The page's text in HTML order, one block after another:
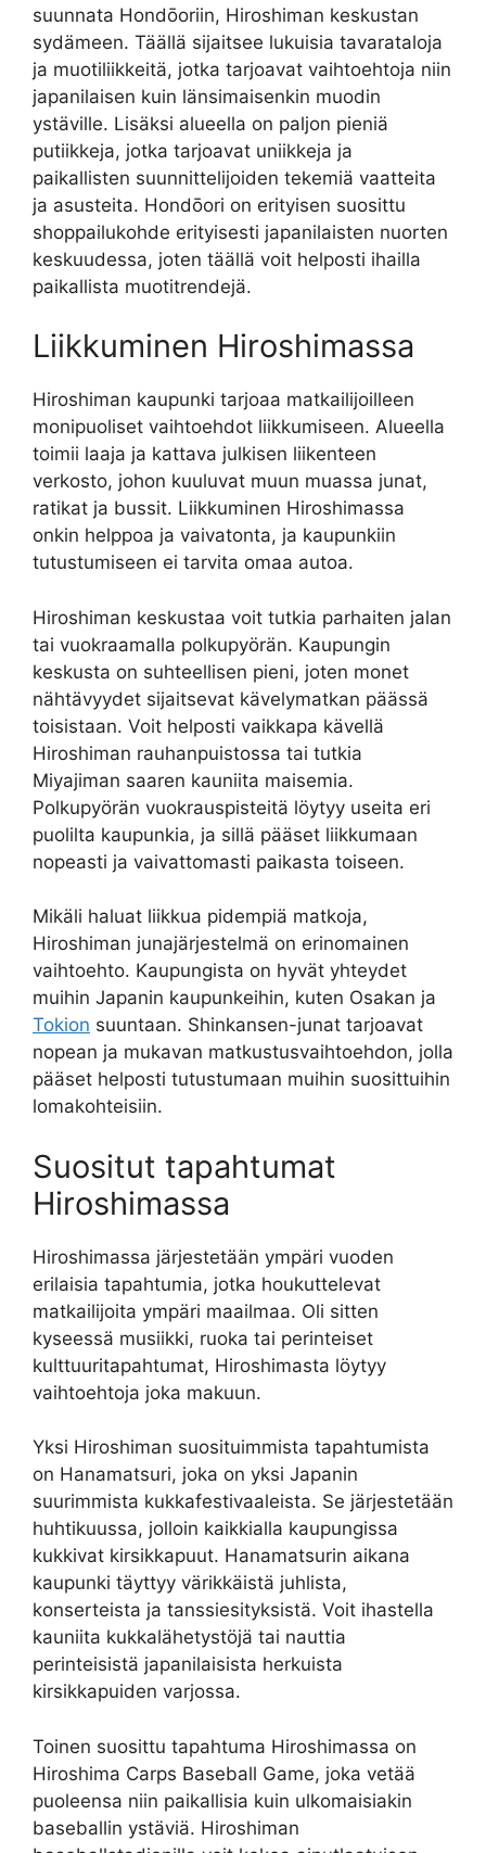
suunnata Hondōoriin, Hiroshiman keskustan
sydämeen. Täällä sijaitsee lukuisia tavarataloja
ja muotiliikkeitä, jotka tarjoavat vaihtoehtoja niin
japanilaisen kuin länsimaisenkin muodin
ystäville. Lisäksi alueella on paljon pieniä
putiikkeja, jotka tarjoavat uniikkeja ja
paikallisten suunnittelijoiden tekemiä vaatteita
ja asusteita. Hondōori on erityisen suosittu
shoppailukohde erityisesti japanilaisten nuorten
keskuudessa, joten täällä voit helposti ihailla
paikallista muotitrendejä.
Liikkuminen Hiroshimassa
Hiroshiman kaupunki tarjoaa matkailijoilleen
monipuoliset vaihtoehdot liikkumiseen. Alueella
toimii laaja ja kattava julkisen liikenteen
verkosto, johon kuuluvat muun muassa junat,
ratikat ja bussit. Liikkuminen Hiroshimassa
onkin helppoa ja vaivatonta, ja kaupunkiin
tutustumiseen ei tarvita omaa autoa.
Hiroshiman keskustaa voit tutkia parhaiten jalan
tai vuokraamalla polkupyörän. Kaupungin
keskusta on suhteellisen pieni, joten monet
nähtävyydet sijaitsevat kävelymatkan päässä
toisistaan. Voit helposti vaikkapa kävellä
Hiroshiman rauhanpuistossa tai tutkia
Miyajiman saaren kauniita maisemia.
Polkupyörän vuokrauspisteitä löytyy useita eri
puolilta kaupunkia, ja sillä pääset liikkumaan
nopeasti ja vaivattomasti paikasta toiseen.
Mikäli haluat liikkua pidempiä matkoja,
Hiroshiman junajärjestelmä on erinomainen
vaihtoehto. Kaupungista on hyvät yhteydet
muihin Japanin kaupunkeihin, kuten Osakan ja
Tokion suuntaan. Shinkansen-junat tarjoavat
nopean ja mukavan matkustusvaihtoehdon, jolla
pääset helposti tutustumaan muihin suosittuihin
lomakohteisiin.
Suositut tapahtumat
Hiroshimassa
Hiroshimassa järjestetään ympäri vuoden
erilaisia tapahtumia, jotka houkuttelevat
matkailijoita ympäri maailmaa. Oli sitten
kyseessä musiikki, ruoka tai perinteiset
kulttuuritapahtumat, Hiroshimasta löytyy
vaihtoehtoja joka makuun.
Yksi Hiroshiman suosituimmista tapahtumista
on Hanamatsuri, joka on yksi Japanin
suurimmista kukkafestivaaleista. Se järjestetään
huhtikuussa, jolloin kaikkialla kaupungissa
kukkivat kirsikkapuut. Hanamatsurin aikana
kaupunki täyttyy värikkäistä juhlista,
konserteista ja tanssiesityksistä. Voit ihastella
kauniita kukkalähetystöjä tai nauttia
perinteisistä japanilaisista herkuista
kirsikkapuiden varjossa.
Toinen suosittu tapahtuma Hiroshimassa on
Hiroshima Carps Baseball Game, joka vetää
puoleensa niin paikallisia kuin ulkomaisiakin
baseballin ystäviä. Hiroshiman